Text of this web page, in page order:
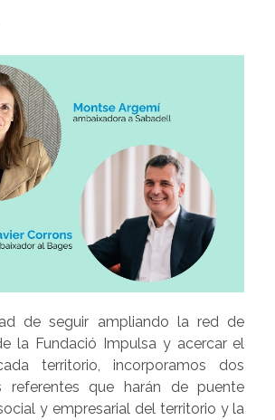
de seguir ampliando la red de
la Fundació Impulsa y acercar el
territorio, incorporamos dos
referentes que harán de puente
y empresarial del territorio y la